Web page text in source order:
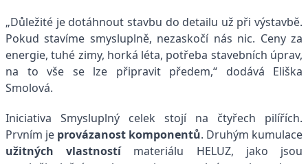
„Důležité je dotáhnout stavbu do detailu už při výstavbě.
Pokud stavíme smysluplně, nezaskočí nás nic. Ceny za
energie, tuhé zimy, horká léta, potřeba stavebních úprav,
na to vše se lze připravit předem,“ dodává Eliška
Smolová.
Iniciativa Smysluplný celek stojí na čtyřech pilířích.
Prvním je provázanost komponentů. Druhým kumulace
užitných vlastnostímateriálu HELUZ, jako jsou